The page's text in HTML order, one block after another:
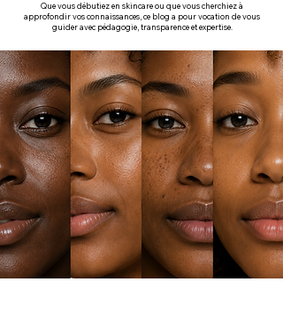
Que vous débutiez en skincare ou que vous cherchiez à
approfondir vos connaissances, ce blog a pour vocation de vous
guider avec pédagogie, transparence et expertise.